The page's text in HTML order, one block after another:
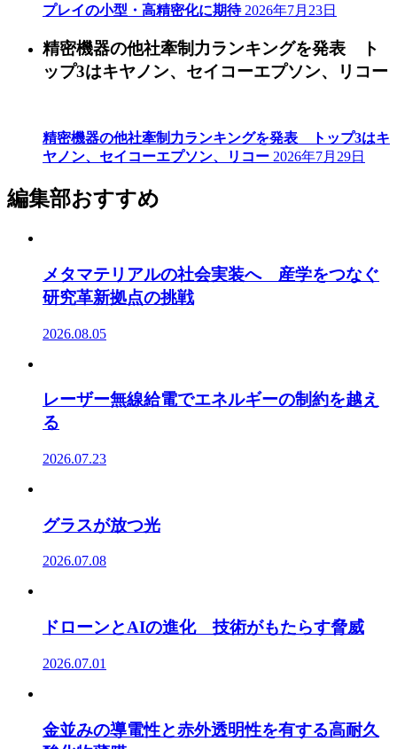
プレイの小型・高精密化に期待 2026年7月23日
精密機器の他社牽制力ランキングを発表 ト
ップ3はキヤノン、セイコーエプソン、リコー
精密機器の他社牽制力ランキングを発表 トップ3はキ
ヤノン、セイコーエプソン、リコー 2026年7月29日
編集部おすすめ
メタマテリアルの社会実装へ 産学をつなぐ
研究革新拠点の挑戦
2026.08.05
レーザー無線給電でエネルギーの制約を越え
る
2026.07.23
グラスが放つ光
2026.07.08
ドローンとAIの進化 技術がもたらす脅威
2026.07.01
金並みの導電性と赤外透明性を有する高耐久